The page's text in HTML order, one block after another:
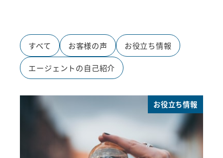
すべて お客様の声 お役立ち情報
エージェントの自己紹介
お役立ち情報